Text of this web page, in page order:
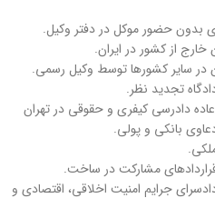
بدون حضور موکل در دفتر وکیل.
خارج از کشور در ایران.
در سایر کشورها توسط وکیل رسمی.
تجدید نظر.
دادرسی کیفری و حقوقی در تهران
بانکی و پولی.
مشارکت در ساخت.
جرایم امنیت اخلاقی، اقتصادی و